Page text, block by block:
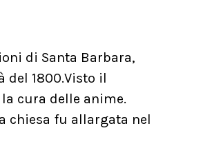
di Santa Barbara,
del 1800.Visto il
cura delle anime.
chiesa fu allargata nel